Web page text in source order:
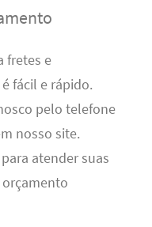
fretes e
fácil e rápido.
pelo telefone
nosso site.
atender suas
orçamento